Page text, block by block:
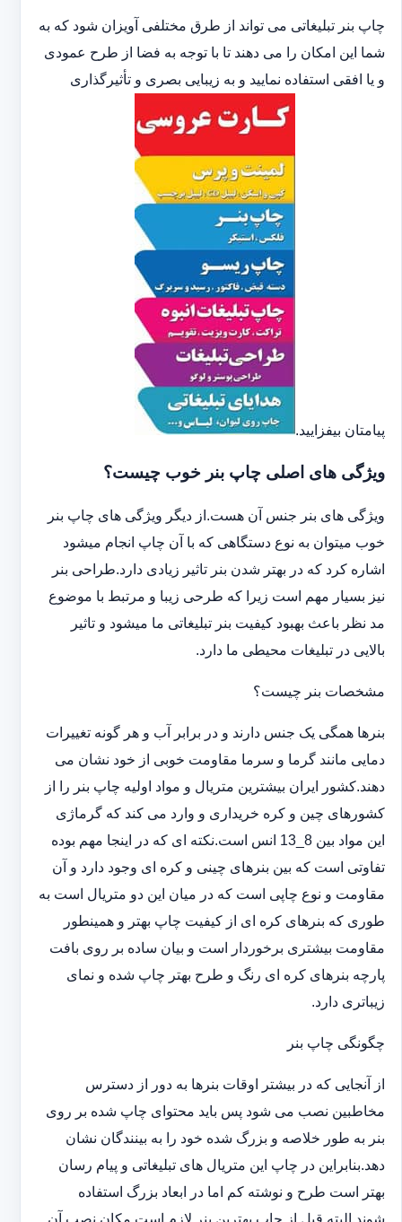
چاپ بنر تبلیغاتی می تواند از طرق مختلفی آویزان شود که به
شما این امکان را می دهند تا با توجه به فضا از طرح عمودی
و یا افقی استفاده نمایید و به زیبایی بصری و تأثیرگذاری
پیامتان بیفزایید.
ویژگی های اصلی چاپ بنر خوب چیست؟
ویژگی های بنر جنس آن هست.از دیگر ویژگی های چاپ بنر
خوب میتوان به نوع دستگاهی که با آن چاپ انجام میشود
اشاره کرد که در بهتر شدن بنر تاثیر زیادی دارد.طراحی بنر
نیز بسیار مهم است زیرا که طرحی زیبا و مرتبط با موضوع
مد نظر باعث بهبود کیفیت بنر تبلیغاتی ما میشود و تاثیر
بالایی در تبلیغات محیطی ما دارد.
مشخصات بنر چیست؟
بنرها همگی یک جنس دارند و در برابر آب و هر گونه تغییرات
دمایی مانند گرما و سرما مقاومت خوبی از خود نشان می
دهند.کشور ایران بیشترین متریال و مواد اولیه چاپ بنر را از
کشورهای چین و کره خریداری و وارد می کند که گرماژی
این مواد بین 8_13 انس است.نکته ای که در اینجا مهم بوده
تفاوتی است که بین بنرهای چینی و کره ای وجود دارد و آن
مقاومت و نوع چاپی است که در میان این دو متریال است به
طوری که بنرهای کره ای از کیفیت چاپ بهتر و همینطور
مقاومت بیشتری برخوردار است و بیان ساده بر روی بافت
پارچه بنرهای کره ای رنگ و طرح بهتر چاپ شده و نمای
زیباتری دارد.
چگونگی چاپ بنر
از آنجایی که در بیشتر اوقات بنرها به دور از دسترس
مخاطبین نصب می شود پس باید محتوای چاپ شده بر روی
بنر به طور خلاصه و بزرگ شده خود را به بینندگان نشان
دهد.بنابراین در چاپ این متریال های تبلیغاتی و پیام رسان
بهتر است طرح و نوشته کم اما در ابعاد بزرگ استفاده